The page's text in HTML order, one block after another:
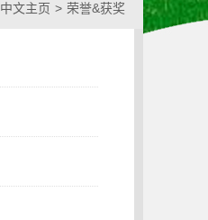
中文主页 > 荣誉&获奖